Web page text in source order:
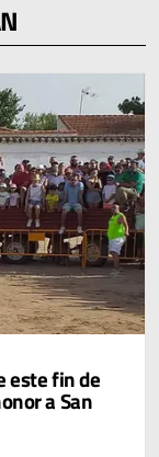
este fin de
a San